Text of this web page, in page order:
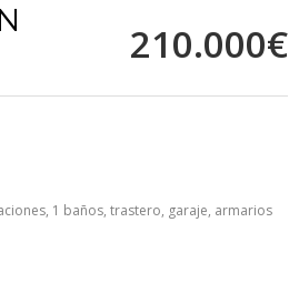
210.000€
1 baños, trastero, garaje, armarios